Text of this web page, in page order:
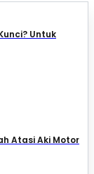
Untuk
Atasi Aki Motor